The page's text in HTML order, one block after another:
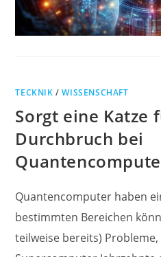
TECKNIK /WISSENSCHAFT
Sorgt eine Katze
Durchbruch bei
Quantencomputer haben
bestimmten Bereichen
teilweise bereits)